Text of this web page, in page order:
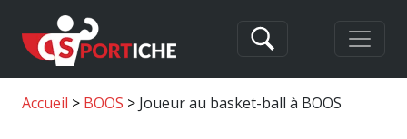
Accueil BOOS Joueur au basket-ball à BOOS